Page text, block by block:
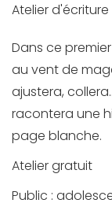
Atelier d'écriture
Dans ce
au vent de
ajustera,
racontera une
page blanche.
Atelier gratuit
Public :